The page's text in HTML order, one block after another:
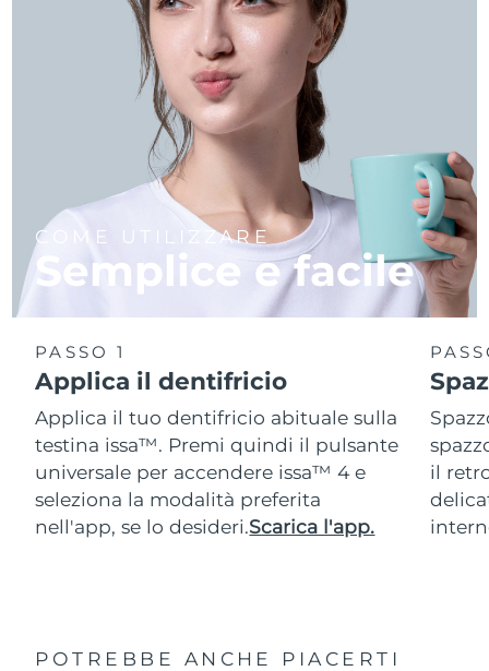
COME UTILIZZARE
Semplice e facile
PASSO 1
Applica il dentifricio
Applica il tuo dentifricio abituale sulla
testina issa™. Premi quindi il pulsante
universale per accendere issa™ 4 e
seleziona la modalità preferita
nell'app, se lo desideri.Scarica l'app.
il
POTREBBE ANCHE PIACERTI